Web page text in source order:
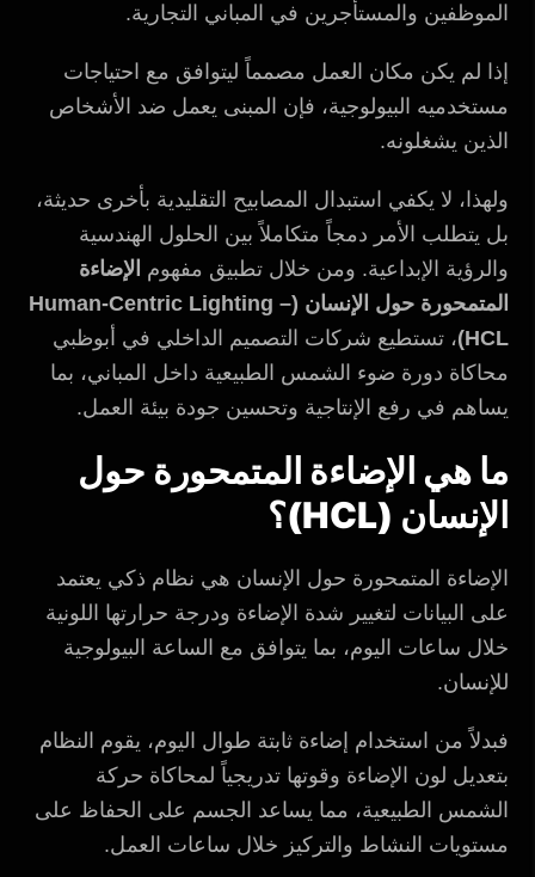
الموظفين والمستأجرين في المباني التجارية.
إذا لم يكن مكان العمل مصمماً ليتوافق مع احتياجات
مستخدميه البيولوجية، فإن المبنى يعمل ضد الأشخاص
الذين يشغلونه.
ولهذا، لا يكفي استبدال المصابيح التقليدية بأخرى حديثة،
بل يتطلب الأمر دمجاً متكاملاً بين الحلول الهندسية
والرؤية الإبداعية. ومن خلال تطبيق مفهوم الإضاءة
المتمحورة حول الإنسان (Human-Centric Lighting –
HCL) ، تستطيع شركات التصميم الداخلي في أبوظبي
محاكاة دورة ضوء الشمس الطبيعية داخل المباني، بما
يساهم في رفع الإنتاجية وتحسين جودة بيئة العمل.
ما هي الإضاءة المتمحورة حول
الإنسان (HCL)؟
الإضاءة المتمحورة حول الإنسان هي نظام ذكي يعتمد
على البيانات لتغيير شدة الإضاءة ودرجة حرارتها اللونية
خلال ساعات اليوم، بما يتوافق مع الساعة البيولوجية
للإنسان.
فبدلاً من استخدام إضاءة ثابتة طوال اليوم، يقوم النظام
بتعديل لون الإضاءة وقوتها تدريجياً لمحاكاة حركة
الشمس الطبيعية، مما يساعد الجسم على الحفاظ على
مستويات النشاط والتركيز خلال ساعات العمل.